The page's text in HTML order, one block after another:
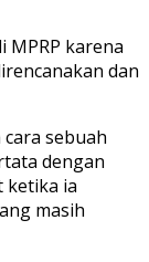
MPRP karena
dan
sebuah
dengan
ketika ia
masih